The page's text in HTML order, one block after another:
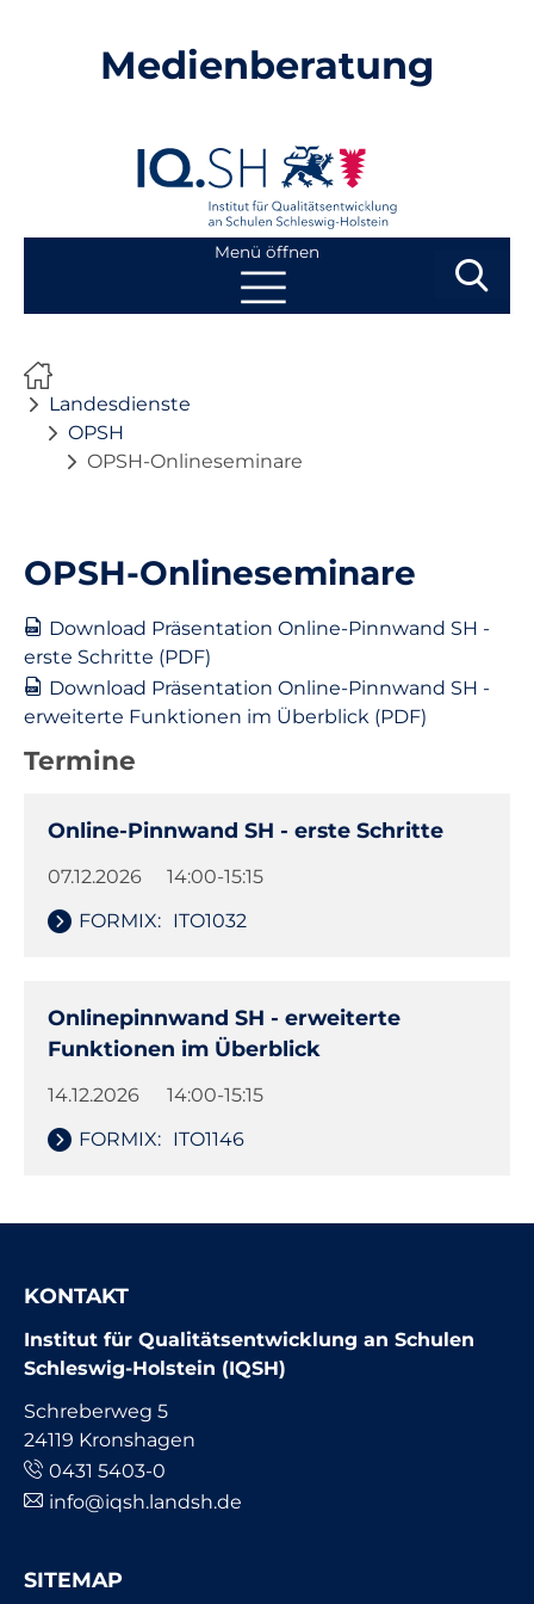
Medienberatung
Menü öffnen
Beratung
Unterricht
Ausstattung
Kontakt
Landesdienste
OPSH
OPSH-Onlineseminare
OPSH-Onlineseminare
Download Präsentation Online-Pinnwand SH -
erste Schritte (PDF)
Download Präsentation Online-Pinnwand SH -
erweiterte Funktionen im Überblick (PDF)
Termine
Online-Pinnwand SH - erste Schritte
07.12.2026
14:00-15:15
FORMIX: ITO1032
Onlinepinnwand SH - erweiterte
Funktionen im Überblick
14.12.2026
14:00-15:15
FORMIX: ITO1146
KONTAKT
Institut für Qualitätsentwicklung an Schulen
Schleswig-Holstein (IQSH)
Schreberweg 5
24119 Kronshagen
0431 5403-0
info@iqsh.landsh.de
SITEMAP